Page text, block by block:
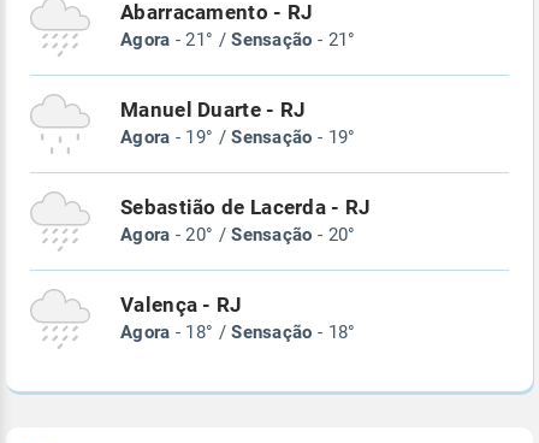
Abarracamento - RJ
Agora - 21° /Sensação - 21°
Manuel Duarte - RJ
Agora - 19° /Sensação - 19°
Sebastião de Lacerda - RJ
Agora - 20° /Sensação - 20°
Valença - RJ
Agora - 18° /Sensação - 18°